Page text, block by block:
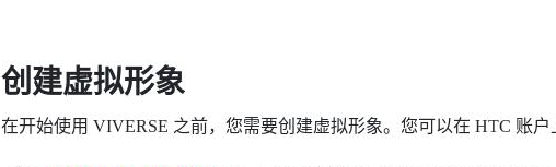
创建虚拟形象
在开始使用 VIVERSE 之前，您需要创建虚拟形象。您可以在 HTC 账户